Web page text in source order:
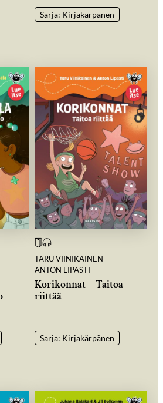
Sarja: Kirjakärpänen
TARU VIINIKAINEN
ANTON LIPASTI
Korikonnat – Taitoa
riittää
Sarja: Kirjakärpänen